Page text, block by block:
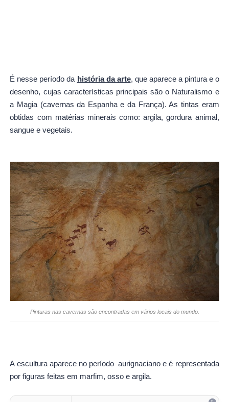
É nesse período da história da arte, que aparece a pintura e o
desenho, cujas características principais são o Naturalismo e
a Magia (cavernas da Espanha e da França). As tintas eram
obtidas com matérias minerais como: argila, gordura animal,
sangue e vegetais.
Pinturas nas cavernas são encontradas em vários locais do mundo.
A escultura aparece no período aurignaciano e é representada
por figuras feitas em marfim, osso e argila.